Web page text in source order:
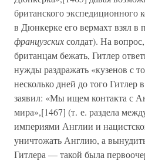
британского экспедиционного
в Дюнкерке его вермахт взял в
французскихсолдат). На
британцам бежать, Гитлер
нужды раздражать «кузенов с
несколько дней до того Гитлер
заявил: «Мы ищем контакта с
мира»,[1467] (т. е. раздела
империями Англии и
уничтожать Англию, а
Гитлера — такой была